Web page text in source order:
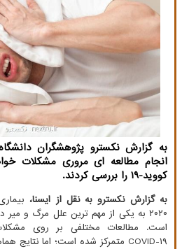
به گزارش نکسترو پژوهشگران
انجام مطالعه ای مروری مشکلات
کووید-۱۹ را بررسی کردند.
به گزارش نکسترو به نقل از ایسنا،
۲۰۲۰ به یکی از مهم ترین علل مرگ و
است. مطالعات مختلفی بر روی
COVID-۱۹ متمرکز شده است؛ اما نتایج هماهنگی نداشته اند.